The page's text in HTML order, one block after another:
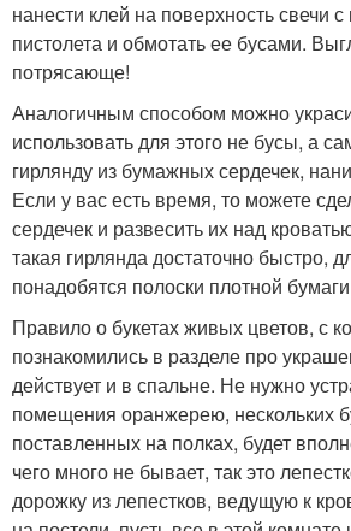
нанести клей на поверхность свечи
пистолета и обмотать ее бусами.
потрясающе!
Аналогичным способом можно
использовать для этого не бусы, а
гирлянду из бумажных сердечек,
Если у вас есть время, то можете
сердечек и развесить их над
такая гирлянда достаточно быстро,
понадобятся полоски плотной
Правило о букетах живых цветов, с
познакомились в разделе про
действует и в спальне. Не нужно
помещения оранжерею, нескольких
поставленных на полках, будет
чего много не бывает, так это
дорожку из лепестков, ведущую к